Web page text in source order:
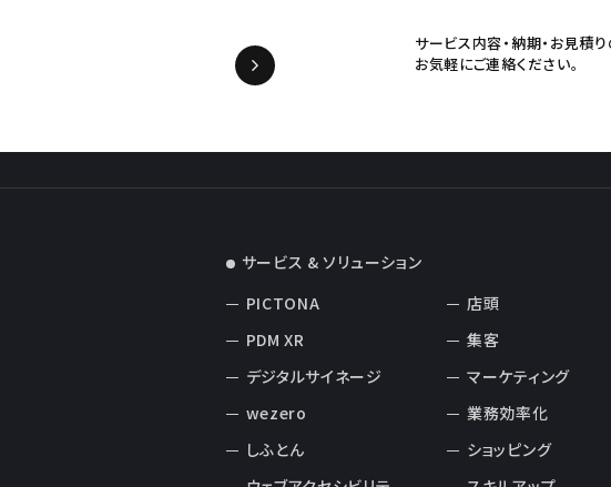
サービス内容・納期・お見積
お気軽にご連絡ください。
サービス & ソリューション
PICTONA
PDM XR
デジタルサイネージ
wezero
しふとん
店頭
集客
マーケティング
業務効率化
ショッピング